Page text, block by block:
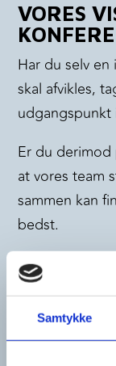
Samtykke
VORES
Har du selv
skal afvikles,
Er du
at vores team
sammen kan
bedst.
Vi har nøje
samarbejder
sige, at du
gnidningsfri